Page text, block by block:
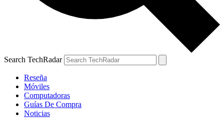
Search TechRadar
Reseña
Móviles
Computadoras
Guías De Compra
Noticias